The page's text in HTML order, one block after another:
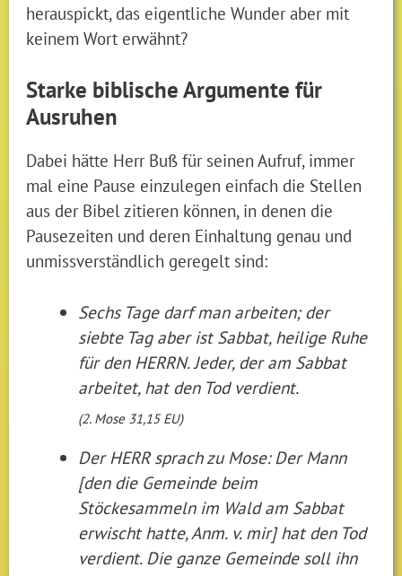
herauspickt, das eigentliche Wunder aber mit
keinem Wort erwähnt?
Starke biblische Argumente für
Ausruhen
Dabei hätte Herr Buß für seinen Aufruf, immer
mal eine Pause einzulegen einfach die Stellen
aus der Bibel zitieren können, in denen die
Pausezeiten und deren Einhaltung genau und
unmissverständlich geregelt sind:
Sechs Tage darf man arbeiten; der
siebte Tag aber ist Sabbat, heilige Ruhe
für den HERRN. Jeder, der am Sabbat
arbeitet, hat den Tod verdient.
(2. Mose 31,15 EU)
Der HERR sprach zu Mose: Der Mann
[den die Gemeinde beim
Stöckesammeln im Wald am Sabbat
erwischt hatte, Anm. v. mir] hat den Tod
verdient. Die ganze Gemeinde soll ihn